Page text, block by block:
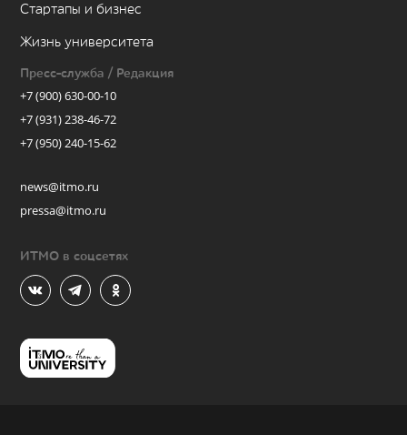
Стартапы и бизнес
Жизнь университета
Пресс-служба / Редакция
+7 (900) 630-00-10
+7 (931) 238-46-72
+7 (950) 240-15-62
news@itmo.ru
pressa@itmo.ru
ИТМО в соцсетях